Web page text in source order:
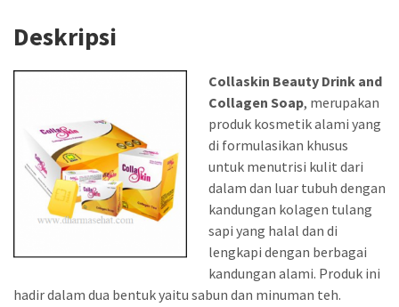
Deskripsi
Collaskin Beauty Drink and
Collagen Soap, merupakan
produk kosmetik alami yang
di formulasikan khusus
untuk menutrisi kulit dari
dalam dan luar tubuh dengan
kandungan kolagen tulang
sapi yang halal dan di
lengkapi dengan berbagai
kandungan alami. Produk ini
hadir dalam dua bentuk yaitu sabun dan minuman teh.